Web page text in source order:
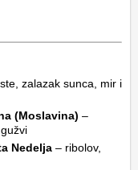
zalazak sunca, mir i
(Moslavina) –
Nedelja – ribolov,